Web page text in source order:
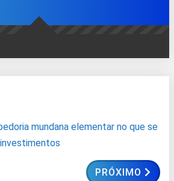
mundana elementar no que se
PRÓXIMO